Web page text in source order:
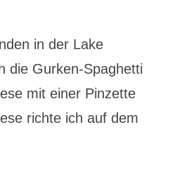
in der Lake
die Gurken-Spaghetti
mit einer Pinzette
richte ich auf dem